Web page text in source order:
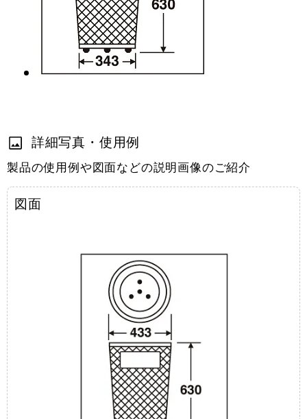
詳細写真・使用例
製品の使用例や図面などの説明画像のご紹介
図面